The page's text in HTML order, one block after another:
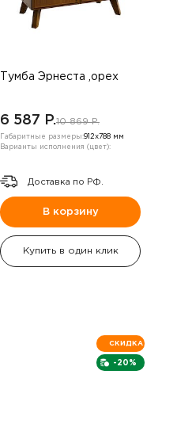
Тумба Эрнеста ,орех
6 587 P.10 869 P.
Габаритные размеры:912х788 мм
Варианты исполнения (цвет):
Доставка по РФ.
В корзину
Купить в один клик
-20%
СКИДКА